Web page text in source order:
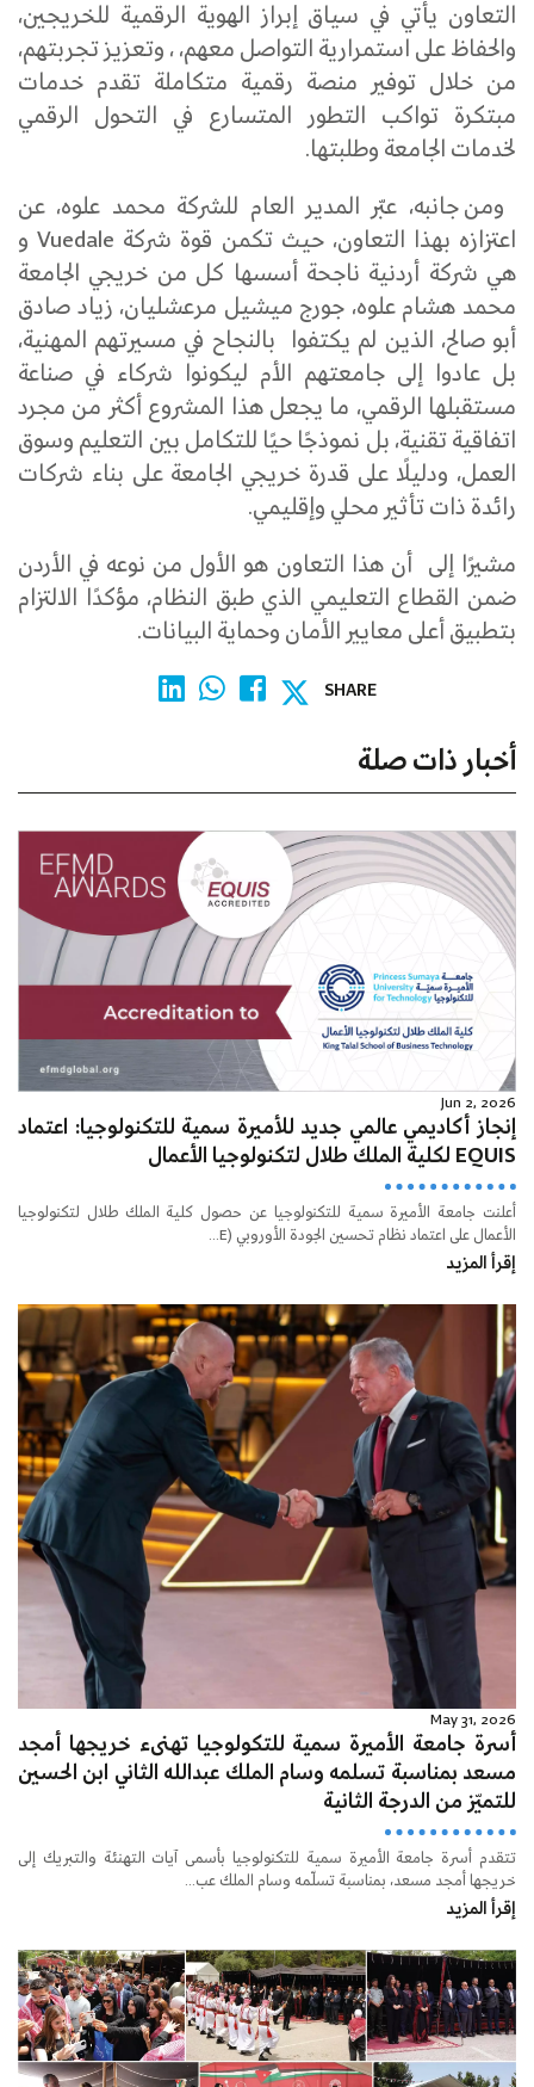
التعاون يأتي في سياق إبراز الهوية الرقمية للخريجين،
والحفاظ على استمرارية التواصل معهم، ، وتعزيز تجربتهم،
من خلال توفير منصة رقمية متكاملة تقدم خدمات
مبتكرة تواكب التطور المتسارع في التحول الرقمي
لخدمات الجامعة وطلبتها.
ومن جانبه، عبّر المدير العام للشركة محمد علوه، عن
اعتزازه بهذا التعاون، حيث تكمن قوة شركة Vuedale و
هي شركة أردنية ناجحة أسسها كل من خريجي الجامعة
محمد هشام علوه، جورج ميشيل مرعشليان، زياد صادق
أبو صالح، الذين لم يكتفوا بالنجاح في مسيرتهم المهنية،
بل عادوا إلى جامعتهم الأم ليكونوا شركاء في صناعة
مستقبلها الرقمي، ما يجعل هذا المشروع أكثر من مجرد
اتفاقية تقنية، بل نموذجًا حيًا للتكامل بين التعليم وسوق
العمل، ودليلًا على قدرة خريجي الجامعة على بناء شركات
رائدة ذات تأثير محلي وإقليمي.
مشيرًا إلى أن هذا التعاون هو الأول من نوعه في الأردن
ضمن القطاع التعليمي الذي طبق النظام، مؤكدًا الالتزام
بتطبيق أعلى معايير الأمان وحماية البيانات.
SHARE
أخبار ذات صلة
Jun 2, 2026
إنجاز أكاديمي عالمي جديد للأميرة سمية للتكنولوجيا: اعتماد
EQUIS لكلية الملك طلال لتكنولوجيا الأعمال
أعلنت جامعة الأميرة سمية للتكنولوجيا عن حصول كلية الملك طلال لتكنولوجيا
الأعمال على اعتماد نظام تحسين الجودة الأوروبي (E...
إقرأ المزيد
May 31, 2026
أسرة جامعة الأميرة سمية للتكولوجيا تهنىء خريجها أمجد
مسعد بمناسبة تسلمه وسام الملك عبدالله الثاني ابن الحسين
للتميّز من الدرجة الثانية
تتقدم أسرة جامعة الأميرة سمية للتكنولوجيا بأسمى آيات التهنئة والتبريك إلى
خريجها أمجد مسعد، بمناسبة تسلّمه وسام الملك عب...
إقرأ المزيد